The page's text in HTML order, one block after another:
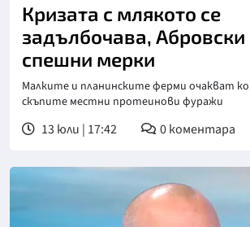
Кризата с млякото се
задълбочава, Абровски
спешни мерки
Малките и планинските ферми очакват
скъпите местни протеинови фуражи
13 юли | 17:42 0коментара